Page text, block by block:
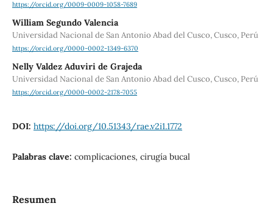
https://orcid.org/0009-0009-1058-7689
William Segundo Valencia
Universidad Nacional de San Antonio Abad del Cusco, Cusco, Perú
https://orcid.org/0000-0002-1349-6370
Nelly Valdez Aduviri de Grajeda
Universidad Nacional de San Antonio Abad del Cusco, Cusco, Perú
https://orcid.org/0000-0002-2178-7055
DOI: https://doi.org/10.51343/rae.v2i1.1772
Palabras clave: complicaciones, cirugía bucal
Resumen